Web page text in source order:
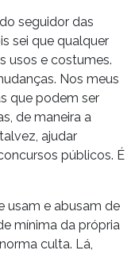
seguidor das
sei que qualquer
usos e costumes.
Nos meus
que podem ser
de maneira a
ajudar
públicos. É
usam e abusam de
mínima da própria
culta. Lá,